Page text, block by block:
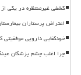
کشفی غیرمنتظره در یکی
اعتراض پرستاران
خودکفایی دارویی
چرا اغلب چشم پزشکان